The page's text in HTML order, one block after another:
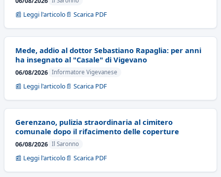
📰 Leggi l'articolo 📄 Scarica PDF
Mede, addio al dottor Sebastiano Rapaglia: per anni
ha insegnato al "Casale" di Vigevano
06/08/2026 Informatore Vigevanese
📰 Leggi l'articolo 📄 Scarica PDF
Gerenzano, pulizia straordinaria al cimitero
comunale dopo il rifacimento delle coperture
06/08/2026 Il Saronno
📰 Leggi l'articolo 📄 Scarica PDF